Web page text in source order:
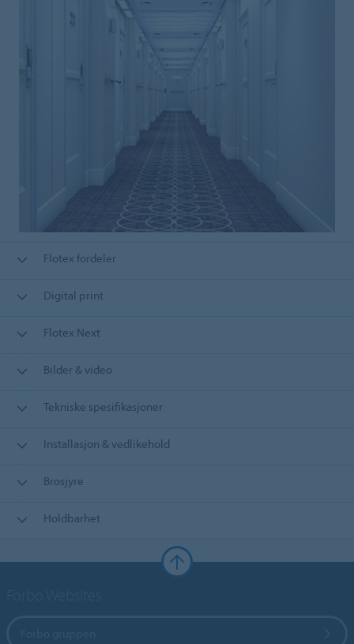
Flotex fordeler
Digital print
Flotex Next
Bilder & video
Tekniske spesifikasjoner
Installasjon & vedlikehold
Brosjyre
Holdbarhet